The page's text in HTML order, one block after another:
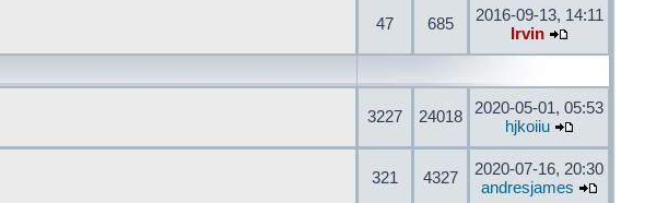
47 685
2016-09-13, 14:11
Irvin
3227 24018
2020-05-01, 05:53
hjkoiiu
321 4327
2020-07-16, 20:30
andresjames